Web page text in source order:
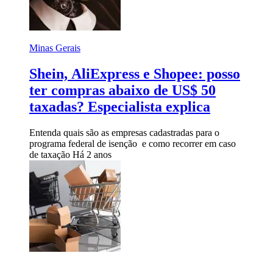
Minas Gerais
Shein, AliExpress e Shopee: posso
ter compras abaixo de US$ 50
taxadas? Especialista explica
Entenda quais são as empresas cadastradas para o
programa federal de isenção e como recorrer em caso
de taxação Há 2 anos